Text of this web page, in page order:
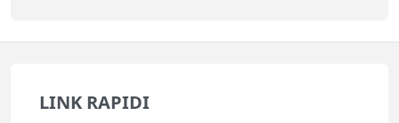
LINK RAPIDI